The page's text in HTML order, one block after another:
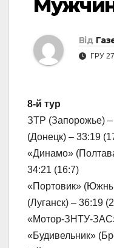
Від
ГРУ
8-й тур
ЗТР (Запорожье)
(Донецк) – 33:19
«Динамо»
34:21 (16:7)
«Портовик»
(Луганск) – 36:19
«Мотор-ЗНТУ-
«Будивельник»